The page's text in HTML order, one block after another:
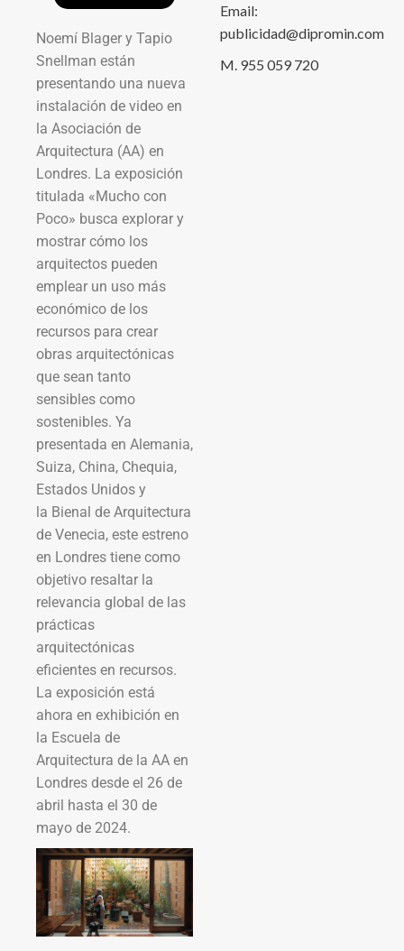
Noemí Blager y Tapio
Snellman están
presentando una nueva
instalación de video en
la Asociación de
Arquitectura (AA) en
Londres. La exposición
titulada «Mucho con
Poco» busca explorar y
mostrar cómo los
arquitectos pueden
emplear un uso más
económico de los
recursos para crear
obras arquitectónicas
que sean tanto
sensibles como
sostenibles. Ya
presentada en Alemania,
Suiza, China, Chequia,
Estados Unidos y
la Bienal de Arquitectura
de Venecia, este estreno
en Londres tiene como
objetivo resaltar la
relevancia global de las
prácticas
arquitectónicas
eficientes en recursos.
La exposición está
ahora en exhibición en
la Escuela de
Arquitectura de la AA en
Londres desde el 26 de
abril hasta el 30 de
mayo de 2024.
Email:
publicidad@dipromin.com
M. 955 059 720